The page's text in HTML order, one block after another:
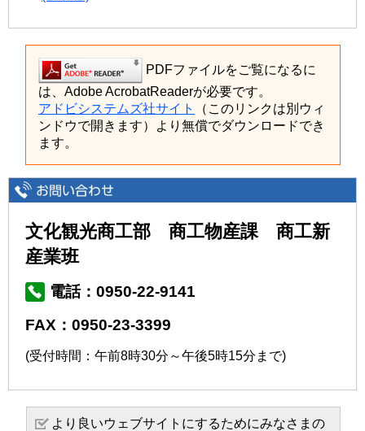
PDFファイルをご覧になるに
は、Adobe AcrobatReaderが必要です。
アドビシステムズ社サイト
（このリンクは別ウィ
ンドウで開きます）より無償でダウンロードでき
ます。
文化観光商工部 商工物産課 商工新
産業班
電話：0950-22-9141
FAX：0950-23-3399
(受付時間：午前8時30分～午後5時15分まで)
より良いウェブサイトにするためにみなさまの